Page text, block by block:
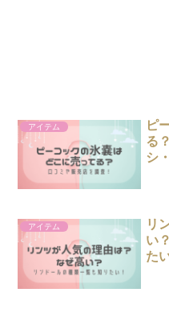
アイテム
ピ
る
シ
アイテム
リ
い
た